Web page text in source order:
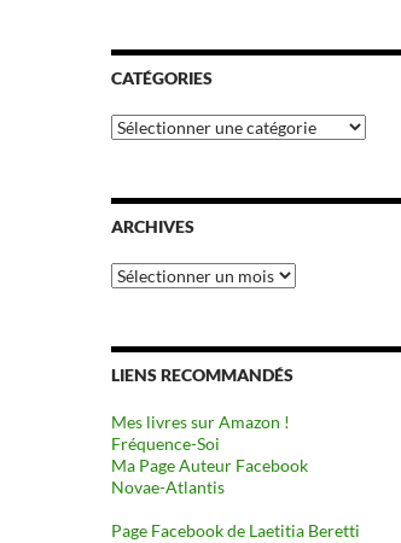
CATÉGORIES
Catégories
ARCHIVES
Archives
LIENS RECOMMANDÉS
Mes livres sur Amazon !
Fréquence-Soi
Ma Page Auteur Facebook
Novae-Atlantis
Page Facebook de Laetitia Beretti